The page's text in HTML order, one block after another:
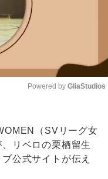
Powered by GliaStudios
（SVリーグ女
リベロの栗栖留生
公式サイトが伝え